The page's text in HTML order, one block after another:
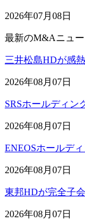
2026年07月08日
最新のM&Aニュー
三井松島HDが感
2026年08月07日
SRSホールディン
2026年08月07日
ENEOSホールデ
2026年08月07日
東邦HDが完全子
2026年08月07日